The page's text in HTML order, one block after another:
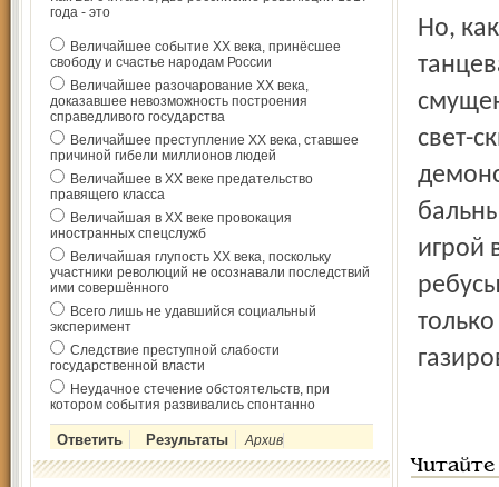
года - это
Величайшее событие ХХ века, принёсшее
свободу и счастье народам России
Величайшее разочарование ХХ века,
доказавшее невозможность построения
справедливого государства
Величайшее преступление ХХ века, ставшее
причиной гибели миллионов людей
Величайшее в ХХ веке предательство
правящего класса
Величайшая в ХХ веке провокация
иностранных спецслужб
Величайшая глупость ХХ века, поскольку
участники революций не осознавали последствий
ими совершённого
Всего лишь не удавшийся социальный
эксперимент
Следствие преступной слабости
государственной власти
Неудачное стечение обстоятельств, при
котором события развивались спонтанно
Архив
Но,
свет-
игрой